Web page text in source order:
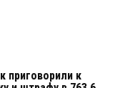
приговорили к